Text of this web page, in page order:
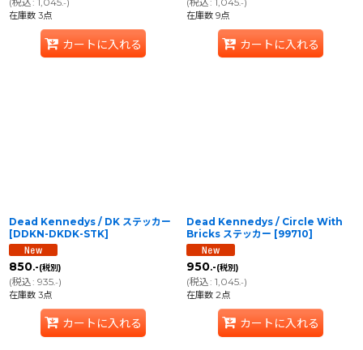
.-
在庫数 3点
カートに入れる
.-
在庫数 9点
カートに入れる
Dead Kennedys / DK ステッカー
[DDKN-DKDK-STK]
850.-(税別)
(税込: 935.-)
在庫数 3点
カートに入れる
Dead Kennedys / Circle With
Bricks ステッカー [99710]
950.-(税別)
(税込: 1,045.-)
在庫数 2点
カートに入れる